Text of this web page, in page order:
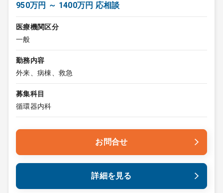
950万円 ～ 1400万円 応相談
医療機関区分
一般
勤務内容
外来、病棟、救急
募集科目
循環器内科
お問合せ
詳細を見る